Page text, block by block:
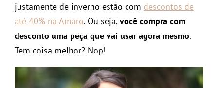
justamente de inverno estão com descontos de
até 40% na Amaro. Ou seja, você compra com
desconto uma peça que vai usar agora mesmo.
Tem coisa melhor? Nop!